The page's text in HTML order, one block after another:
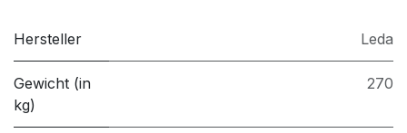
Hersteller Leda
Gewicht (in
kg)
270